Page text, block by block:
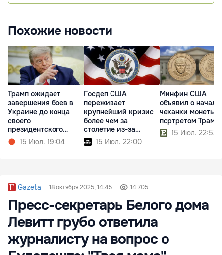
Похожие новости
Трамп ожидает
завершения боев в
Украине до конца
своего
президентского
срока15 Июл. 19:04
Госдеп США
переживает
крупнейший кризис
более чем за
столетие из-за
реформ Трампа
15 Июл. 22:00
Минфин США
объявил о начале
чеканки монеты с
портретом
15 Июл. 22:52
Gazeta 18 октября 2025, 14:45 14 705
Пресс-секретарь Белого дома
Левитт грубо ответила
журналисту на вопрос о